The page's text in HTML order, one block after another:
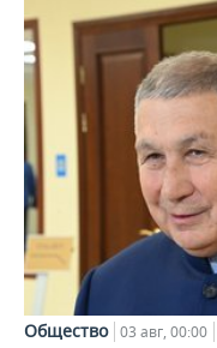
Общество 03 авг, 00:00